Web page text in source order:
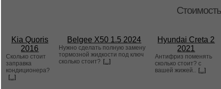
Kia Quoris
2016
Сколько стоит
заправка
кондиционера?
[...]
Belgee X50 1.5 2024
Нужно сделать полную замену
тормозной жидкости под ключ
сколько стоит? [...]
Hyundai Creta 2
2021
Антифриз поменять
сколько стоит? с
вашей жижей.. [...]